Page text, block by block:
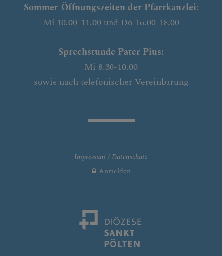
Sommer-Öffnungszeiten der Pfarrkanzlei:
Mi 10.00-11.00 und Do 16.00-18.00
Sprechstunde Pater Pius:
Mi 8.30-10.00
sowie nach telefonischer Vereinbarung
Impressum
Datenschutz
Anmelden